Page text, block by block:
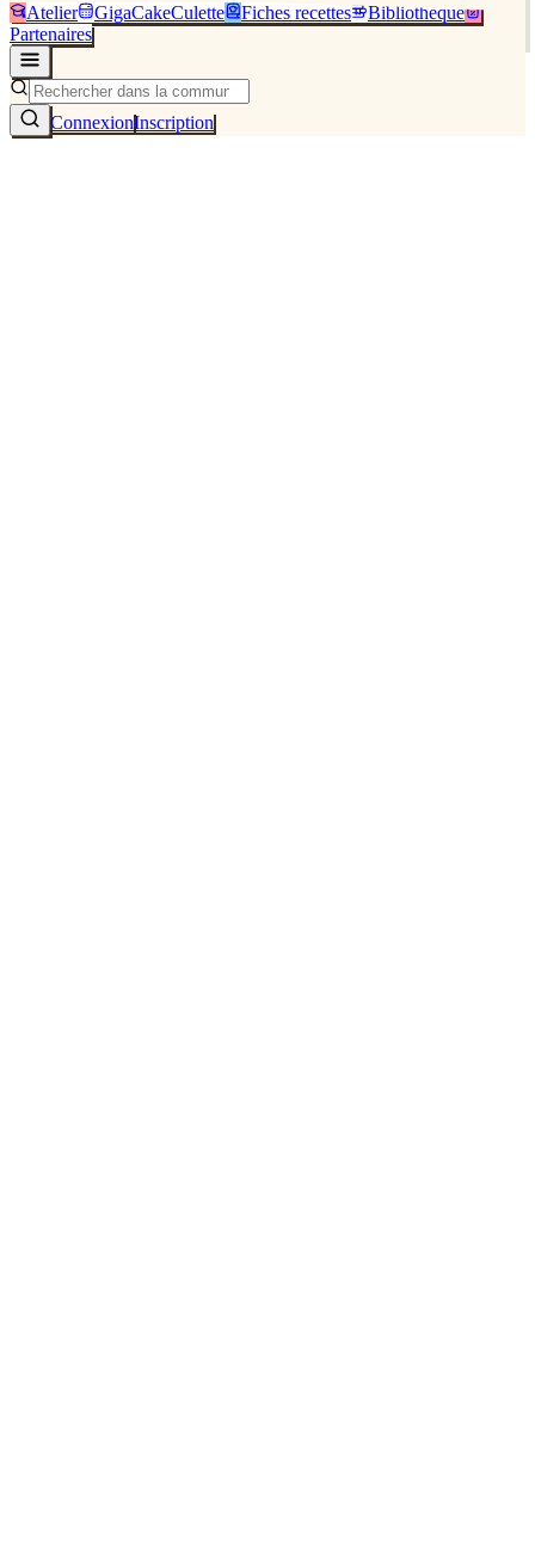
Atelier GigaCakeCulette Fiches recettes
Bibliothèque
Partenaires
ConnexionInscription